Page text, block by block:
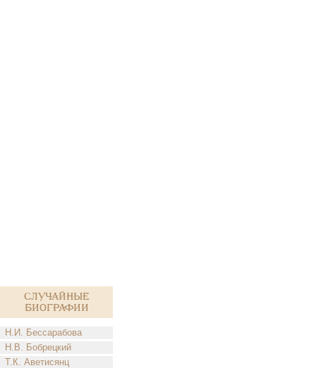
Случайные
биографии
Н.И. Бессарабова
Н.В. Бобрецкий
Т.К. Аветисянц